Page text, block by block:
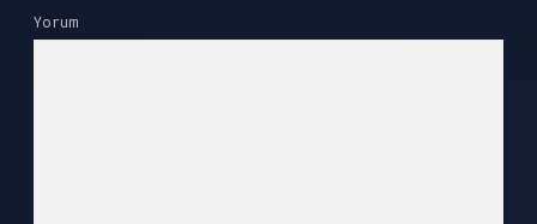
Yorum